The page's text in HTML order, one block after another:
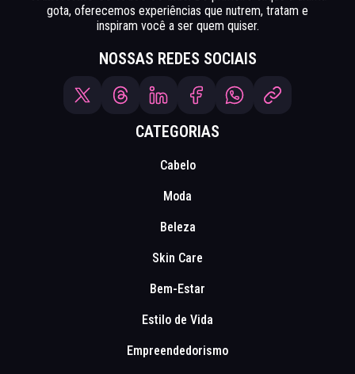
gota, oferecemos experiências que nutrem, tratam e
inspiram você a ser quem quiser.
NOSSAS REDES SOCIAIS
CATEGORIAS
Cabelo
Moda
Beleza
Skin Care
Bem-Estar
Estilo de Vida
Empreendedorismo